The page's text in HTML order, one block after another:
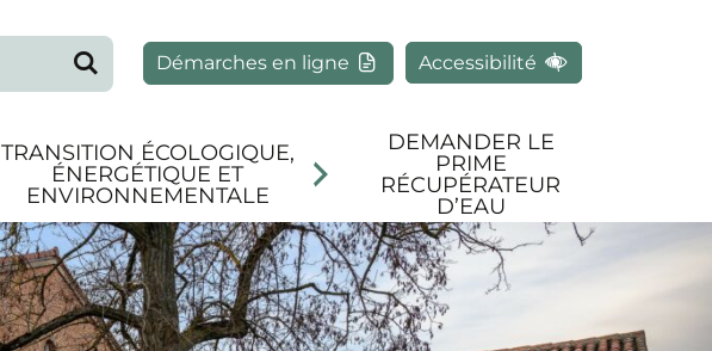
Rechercher
Démarches en ligne Accessibilité
TRANSITION ÉCOLOGIQUE,
ÉNERGÉTIQUE ET
ENVIRONNEMENTALE
DEMANDER LE
PRIME
RÉCUPÉRATEUR
D’EAU